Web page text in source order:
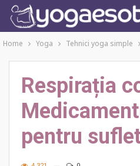
Home Yoga Tehnici yoga simple
Respirația
pentru